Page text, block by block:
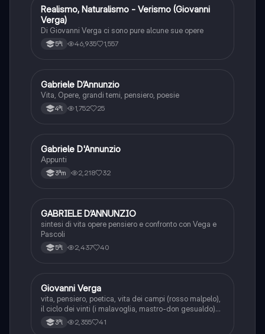
Italiano
Realismo, Naturalismo - Verismo (Giovanni
Verga)
Di Giovanni Verga ci sono pure alcune sue opere
5ªl 46,935 1,557
Italiano
Gabriele D’Annunzio
Vita, Opere, grandi temi, pensiero, poesie
4ªl 1,752 25
Italiano
Gabriele D'Annunzio
Appunti
3ªm 2,218 32
Italiano
GABRIELE D’ANNUNZIO
sintesi di vita opere pensiero e confronto con Vega e
Pascoli
5ªl 2,437 40
Italiano
Giovanni Verga
vita, pensiero, poetica, vita dei campi (rosso malpelo),
il ciclo dei vinti (i malavoglia, mastro-don gesualdo)
novelle rusticane (libertà, la roba), novelle
scampigliate (eros, eva e tigre reale).
3ªl 2,355 41